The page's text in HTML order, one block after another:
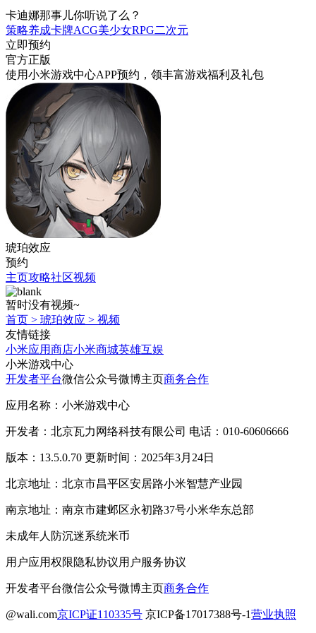
卡迪娜那事儿你听说了么？
策略养成卡牌ACG美少女RPG二次元
立即预约
官方正版
使用小米游戏中心APP预约 ，领丰富游戏福利 及礼包
琥珀效应
预约
主页攻略社区视频
暂时没有视频~
首页 > 琥珀效应 > 视频
友情链接
小米应用商店小米商城英雄互娱
小米游戏中心
开发者平台微信公众号微博主页商务合作
应用名称：小米游戏中心
开发者：北京瓦力网络科技有限公司 电话：010-60606666
版本：13.5.0.70 更新时间：2025年3月24日
北京地址：北京市昌平区安居路小米智慧产业园
南京地址：南京市建邺区永初路37号小米华东总部
未成年人防沉迷系统米币
用户应用权限隐私协议用户服务协议
开发者平台微信公众号微博主页商务合作
@wali.com京ICP证110335号 京ICP备17017388号-1营业执照